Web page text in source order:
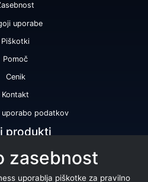
uporabe
Piškotki
Pomoč
Cenik
Kontakt
uporabo podatkov
produkti
ocena
poročilo
zasebnost
uporablja piškotke za pravilno